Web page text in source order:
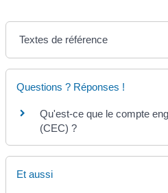
Textes de référence
Questions ? Réponses !
Qu'est-ce que le compte
(CEC) ?
Et aussi